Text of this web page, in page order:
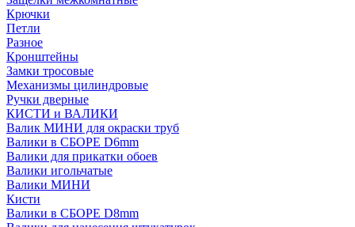
Крючки
Петли
Разное
Кронштейны
Замки тросовые
Механизмы цилиндровые
Ручки дверные
КИСТИ и ВАЛИКИ
Валик МИНИ для окраски труб
Валики в СБОРЕ D6mm
Валики для прикатки обоев
Валики игольчатые
Валики МИНИ
Кисти
Валики в СБОРЕ D8mm